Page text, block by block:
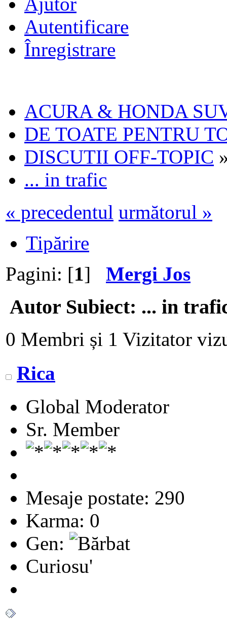
Autentificare
Înregistrare
ACURA & HONDA
DE TOATE PENTRU
DISCUTII OFF-TOPIC
... in trafic
« precedentul următorul »
Tipărire
Pagini: [1] Mergi Jos
Autor Subiect: ... in
0 Membri și 1 Vizitator
Rica
Global Moderator
Sr. Member
Mesaje postate: 290
Karma: 0
Gen:
Curiosu'